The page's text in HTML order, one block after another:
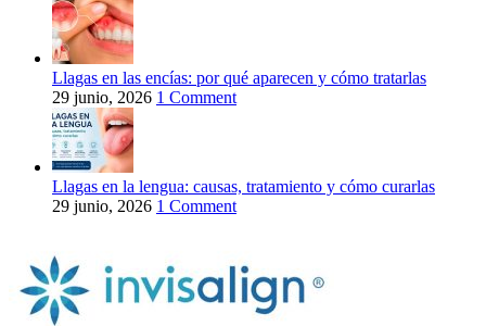
Llagas en las encías: por qué aparecen y cómo tratarlas
29 junio, 2026 1 Comment
Llagas en la lengua: causas, tratamiento y cómo curarlas
29 junio, 2026 1 Comment